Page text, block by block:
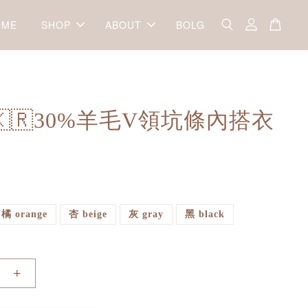
SHOP ABOUT BOLG
羊毛V領坑條內搭衣
橘 orange 杏 beige 灰 gray 黑 black
+